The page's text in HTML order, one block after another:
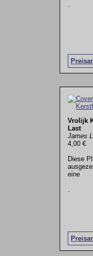
.
Vrolijk
Last
James
4,00 €
Diese
eine